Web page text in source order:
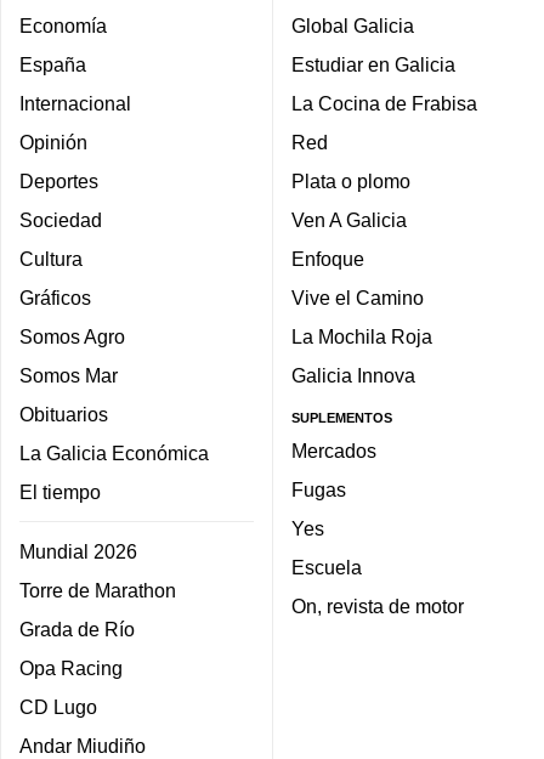
Economía
España
Internacional
Opinión
Deportes
Sociedad
Cultura
Gráficos
Somos Agro
Somos Mar
Obituarios
La Galicia Económica
El tiempo
Mundial 2026
Torre de Marathon
Grada de Río
Opa Racing
CD Lugo
Andar Miudiño
Global Galicia
Estudiar en Galicia
La Cocina de Frabisa
Red
Plata o plomo
Ven A Galicia
Enfoque
Vive el Camino
La Mochila Roja
Galicia Innova
SUPLEMENTOS
Mercados
Fugas
Yes
Escuela
On, revista de motor